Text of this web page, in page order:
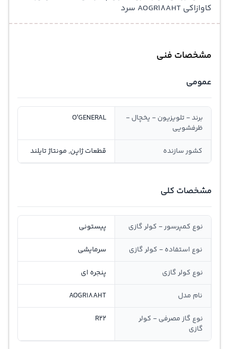
کاوازاکی AOGR18AHT سرد
مشخصات فنی
عمومی
برند - تلویزیون - یخچال -
ظرفشویی
O'GENERAL
کشور سازنده قطعات ژاپن, مونتاژ تایلند
مشخصات کلی
نوع کمپرسور - کولر گازی پیستونی
نوع استفاده - کولر گازی سرمایشی
نوع کولر گازی پنجره ای
نام مدل AOGR18AHT
نوع گاز مصرفی - کولر
گازی
R22